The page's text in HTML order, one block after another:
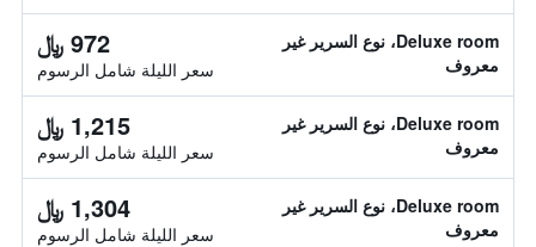
Deluxe room، نوع السرير غير
معروف
972 ﷼
سعر الليلة شامل الرسوم
Deluxe room، نوع السرير غير
معروف
1,215 ﷼
سعر الليلة شامل الرسوم
Deluxe room، نوع السرير غير
معروف
1,304 ﷼
سعر الليلة شامل الرسوم